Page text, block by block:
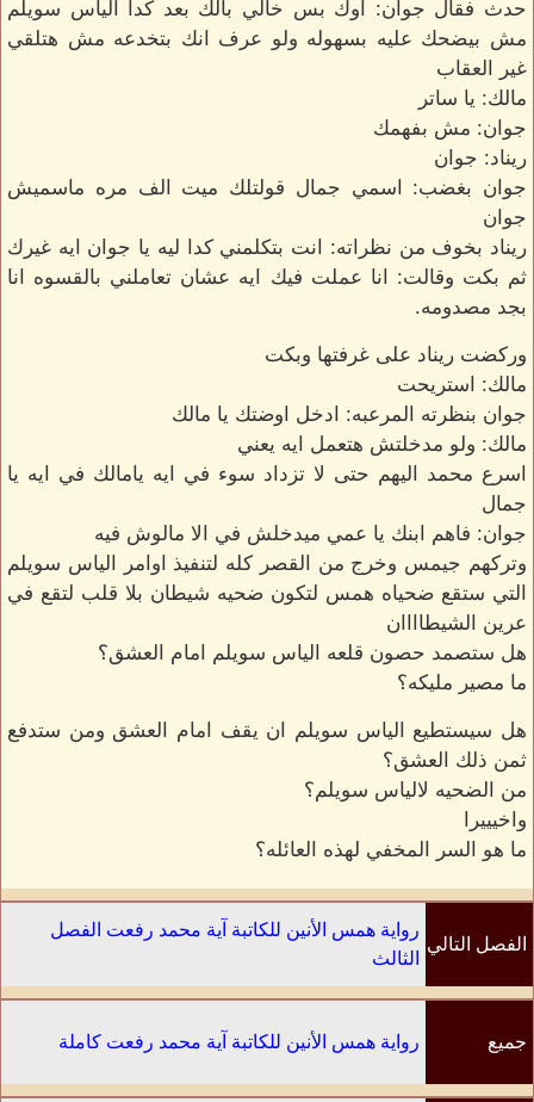
حدث فقال جوان: اوك بس خالي بالك بعد كدا الياس سويلم
مش بيضحك عليه بسهوله ولو عرف انك بتخدعه مش هتلقي
غير العقاب
مالك: يا ساتر
جوان: مش بفهمك
ريناد: جوان
جوان بغضب: اسمي جمال قولتلك ميت الف مره ماسميش
جوان
ريناد بخوف من نظراته: انت بتكلمني كدا ليه يا جوان ايه غيرك
ثم بكت وقالت: انا عملت فيك ايه عشان تعاملني بالقسوه انا
بجد مصدومه.
وركضت ريناد على غرفتها وبكت
مالك: استريحت
جوان بنظرته المرعبه: ادخل اوضتك يا مالك
مالك: ولو مدخلتش هتعمل ايه يعني
اسرع محمد اليهم حتى لا تزداد سوء في ايه يامالك في ايه يا
جمال
جوان: فاهم ابنك يا عمي ميدخلش في الا مالوش فيه
وتركهم جيمس وخرج من القصر كله لتنفيذ اوامر الياس سويلم
التي ستقع ضحياه همس لتكون ضحيه شيطان بلا قلب لتقع في
عرين الشيطاااان
هل ستصمد حصون قلعه الياس سويلم امام العشق؟
ما مصير مليكه؟
هل سيستطيع الياس سويلم ان يقف امام العشق ومن ستدفع
ثمن ذلك العشق؟
من الضحيه لالياس سويلم؟
واخيييرا
ما هو السر المخفي لهذه العائله؟
الفصل التالي
رواية همس الأنين للكاتبة آية محمد رفعت الفصل
الثالث
جميع رواية همس الأنين للكاتبة آية محمد رفعت كاملة